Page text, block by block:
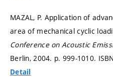
MAZAL, P. Application of
area of mechanical cyclic
Conference on Acoustic
Berlin, 2004. p. 999-1010.
Detail